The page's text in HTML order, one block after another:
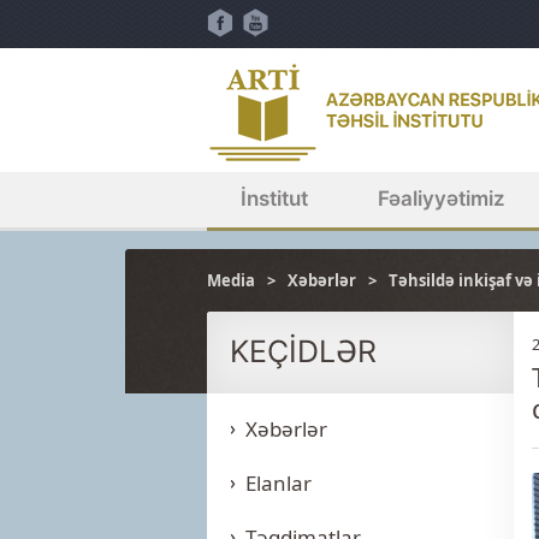
İnstitut Fəaliyyətimiz
Media Xəbərlər Təhsildə inkişaf
KEÇİDLƏR
Xəbərlər
Elanlar